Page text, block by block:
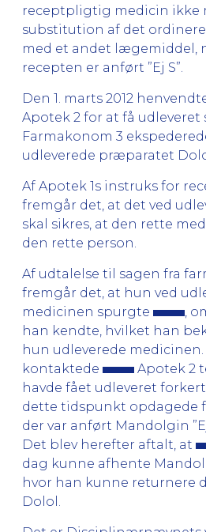
receptpligtig medicin ikke
substitution af det
med et andet lægemiddel,
recepten er anført ”Ej S”.
Den 1. marts 2012
Apotek 2 for at få udleveret
Farmakonom 3
udleverede præparatet
Af Apotek 1s instruks for
fremgår det, at det ved
skal sikres, at den rette
den rette person.
Af udtalelse til sagen fra
fremgår det, at hun ved
medicinen spurgte
,
han kendte, hvilket han
hun udleverede
kontaktede
Apotek 2
havde fået udleveret
dette tidspunkt opdagede
der var anført Mandolgin
Det blev herefter aftalt, at
dag kunne afhente
hvor han kunne returnere
Dolol.